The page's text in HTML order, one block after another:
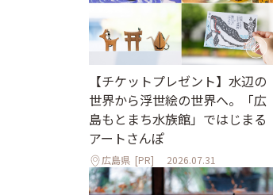
【チケットプレゼント】水辺の
世界から浮世絵の世界へ。「広
島もとまち水族館」ではじまる
アートさんぽ
広島県 [PR] 2026.07.31